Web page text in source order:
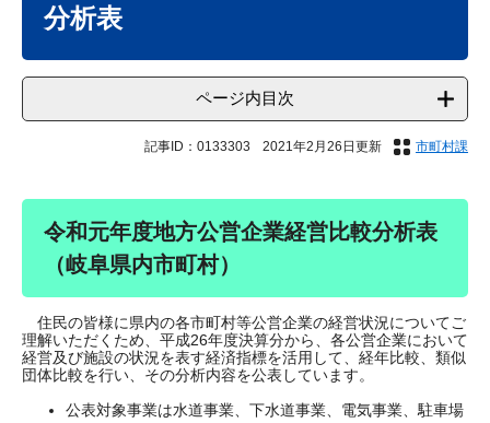
分析表
ページ内目次
記事ID：0133303 2021年2月26日更新 市町村課
令和元年度地方公営企業経営比較分析表
（岐阜県内市町村）
住民の皆様に県内の各市町村等公営企業の経営状況についてご
理解いただくため、平成26年度決算分から、各公営企業において
経営及び施設の状況を表す経済指標を活用して、経年比較、類似
団体比較を行い、その分析内容を公表しています。
公表対象事業は水道事業、下水道事業、電気事業、駐車場